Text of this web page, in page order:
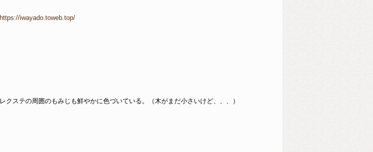
https://iwayado.toweb.top/
レクステの周囲のもみじも鮮やかに色づいている。（木がまだ小さいけど、、、）